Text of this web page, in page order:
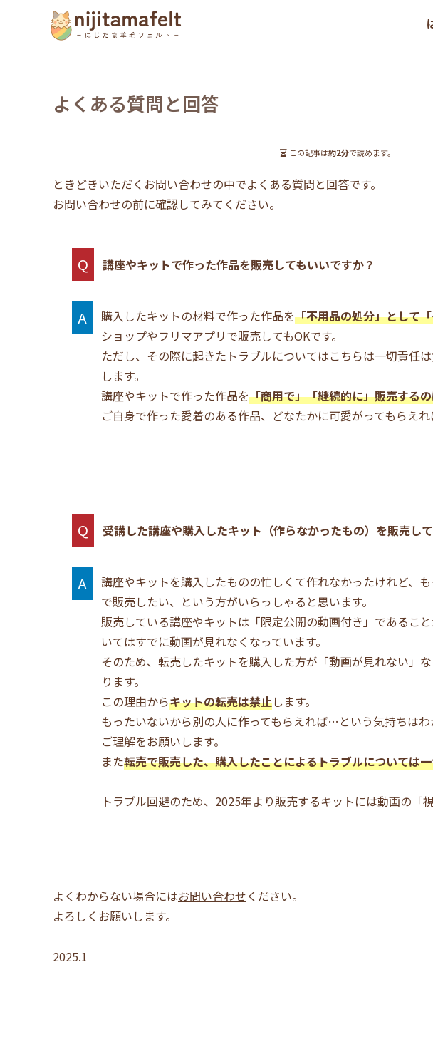
よくある質問と回答
この記事は約2分で読めます。
ときどきいただくお問い合わせの中でよくある質問と回答です。
お問い合わせの前に確認してみてください。
Q 講座やキットで作った作品を販売してもいいですか？
A 購入したキットの材料で作った作品を「不用品の処分」として
ショップやフリマアプリで販売してもOKです。
ただし、その際に起きたトラブルについてはこちらは一切責任
します。
講座やキットで作った作品を「商用で」「継続的に」販売する
ご自身で作った愛着のある作品、どなたかに可愛がってもらえれ
Q 受講した講座や購入したキット（作らなかったもの）を販売し
A
講座やキットを購入したものの忙しくて作れなかったけれど、
で販売したい、という方がいらっしゃると思います。
販売している講座やキットは「限定公開の動画付き」であるこ
いてはすでに動画が見れなくなっています。
そのため、転売したキットを購入した方が「動画が見れない」
ります。
この理由からキットの転売は禁止します。
もったいないから別の人に作ってもらえれば…という気持ちは
ご理解をお願いします。
また転売で販売した、購入したことによるトラブルについては
トラブル回避のため、2025年より販売するキットには動画の「
よくわからない場合にはお問い合わせください。
よろしくお願いします。
2025.1